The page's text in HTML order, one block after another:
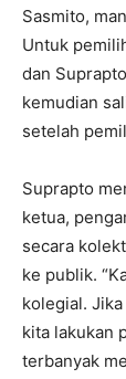
Sasmito,
Untuk
dan
kemudian
setelah
Suprapto
ketua,
secara
ke publik.
kolegial.
kita lakukan
terbanyak